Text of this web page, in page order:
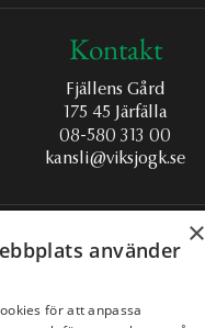
Kontakt
Fjällens Gård
175 45 Järfälla
08-580 313 00
kansli@viksjogk.se
Följ oss på ×
använder
för att anpassa